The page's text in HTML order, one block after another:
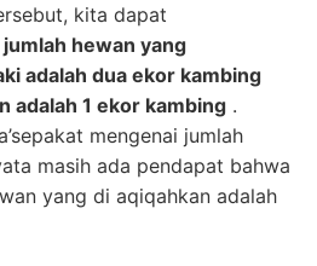
kita dapat
jumlah hewan yang
adalah dua ekor kambing
adalah 1 ekor kambing .
mengenai jumlah
masih ada pendapat bahwa
yang di aqiqahkan adalah